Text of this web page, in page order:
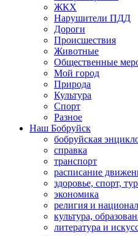
ЖКХ
Нарушители ПДД
Дороги
Происшествия
Животные
Общественные
Мой город
Природа
Культура
Спорт
Разное
Наш Бобруйск
бобруйская
справка
транспорт
расписание
здоровье, спорт,
экономика
религия и
культура,
литература и